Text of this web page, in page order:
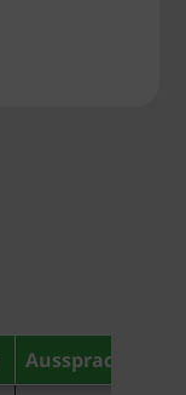
Aussprache